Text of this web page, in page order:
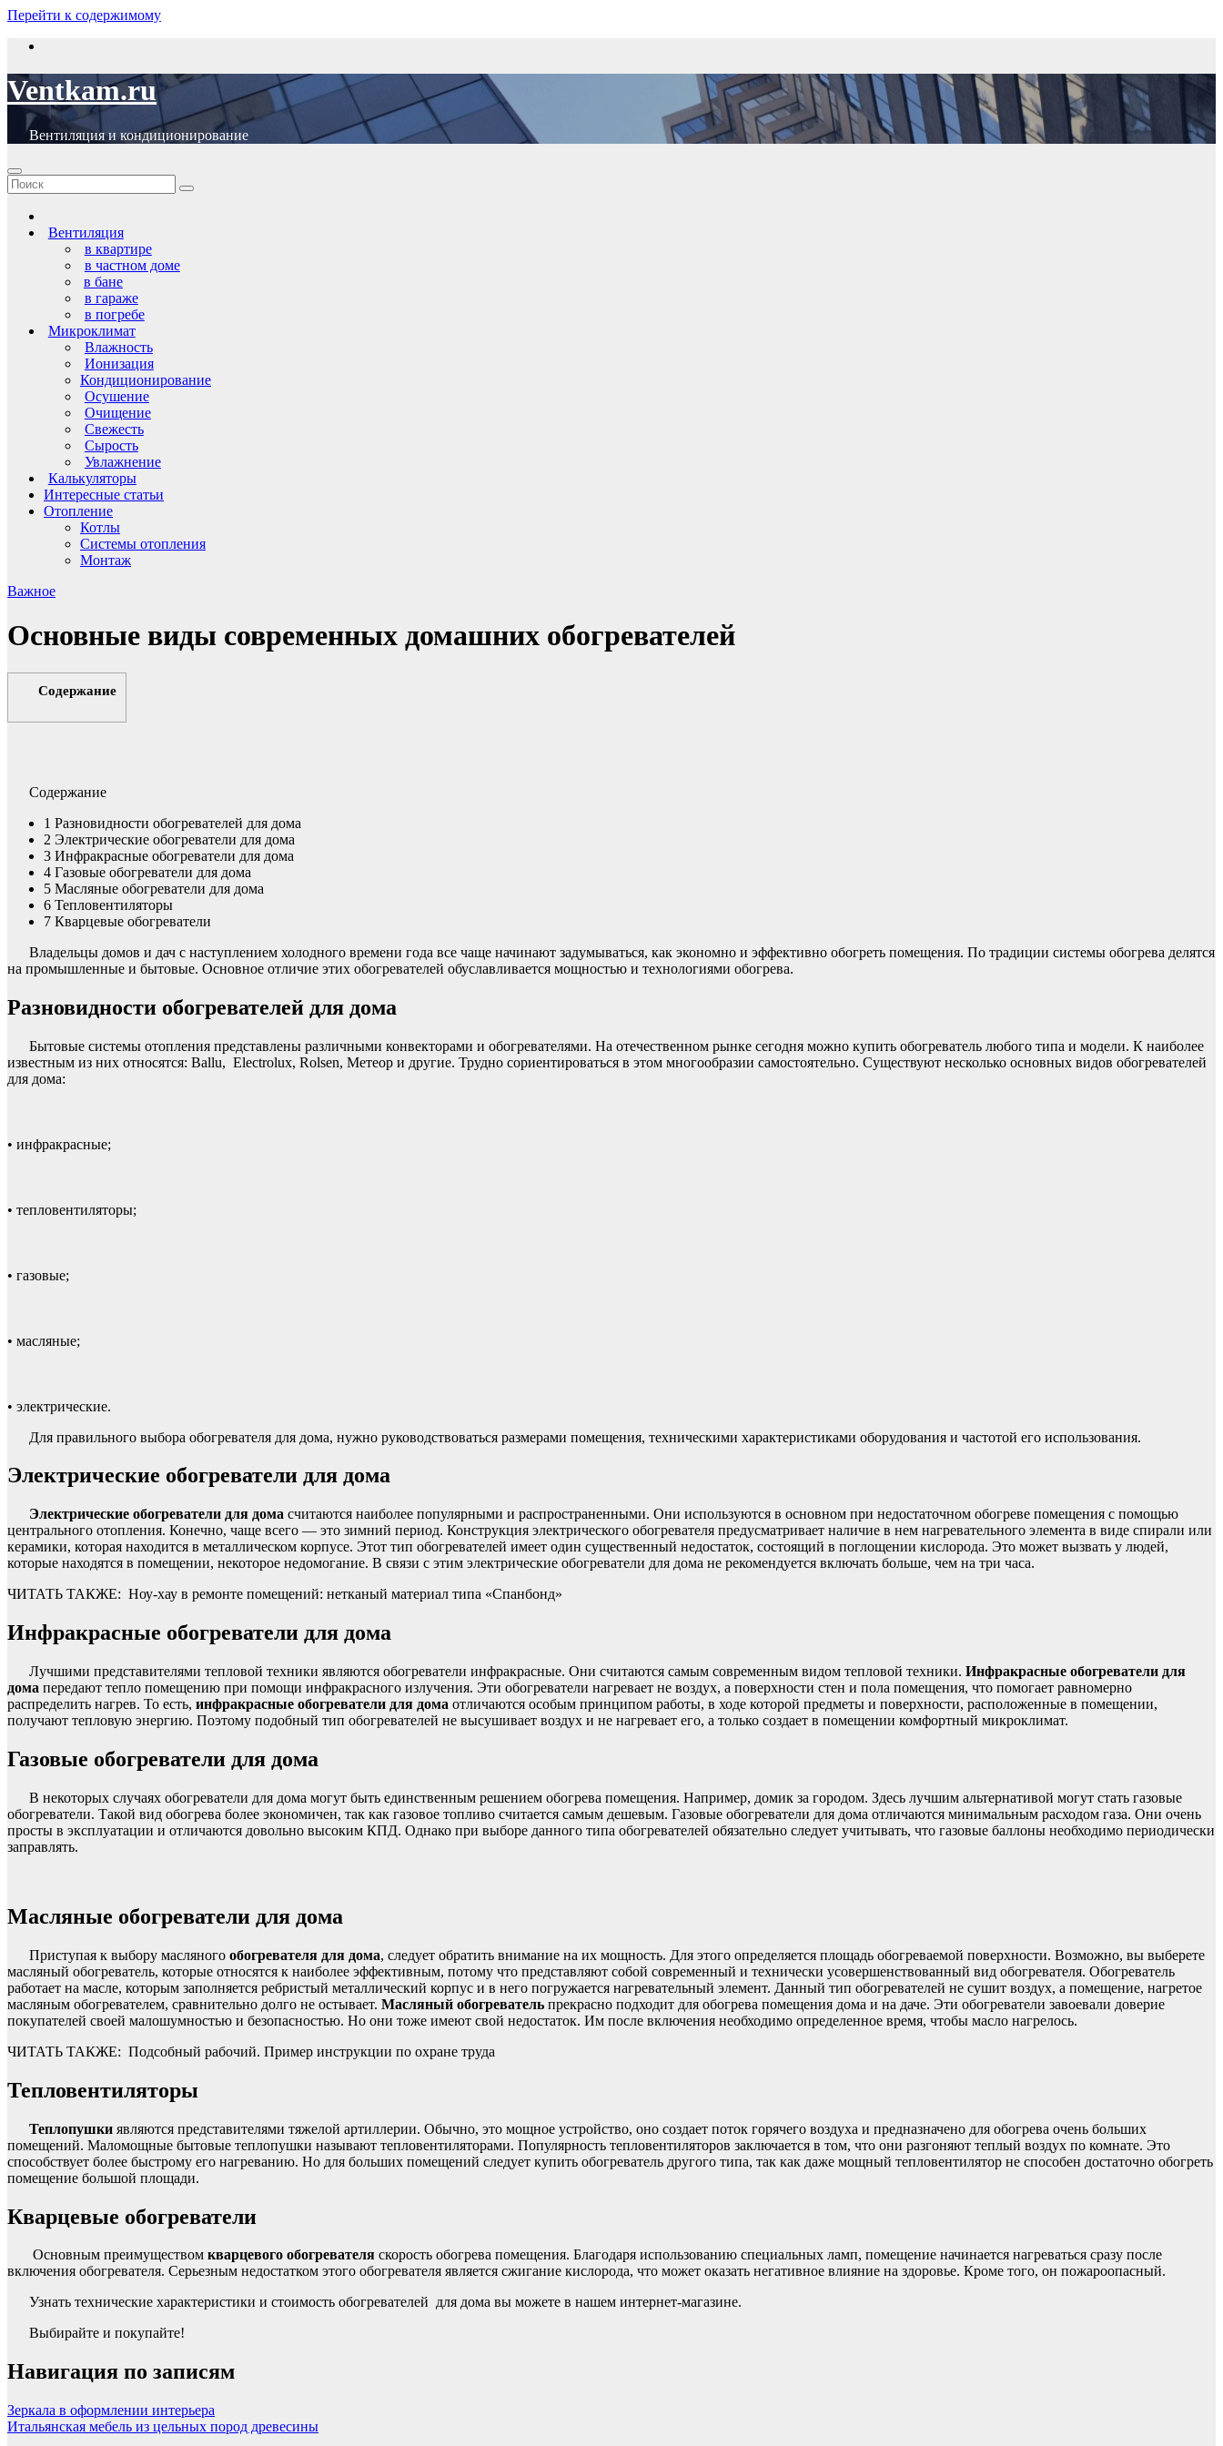
Перейти к содержимому
Ventkam.ru
Вентиляция и кондиционирование
Вентиляция
в квартире
в частном доме
в бане
в гараже
в погребе
Микроклимат
Влажность
Ионизация
Кондиционирование
Осушение
Очищение
Свежесть
Сырость
Увлажнение
Калькуляторы
Интересные статьи
Отопление
Котлы
Системы отопления
Монтаж
Важное
Основные виды современных домашних обогревателей
Содержание
Содержание
1 Разновидности обогревателей для дома
2 Электрические обогреватели для дома
3 Инфракрасные обогреватели для дома
4 Газовые обогреватели для дома
5 Масляные обогреватели для дома
6 Тепловентиляторы
7 Кварцевые обогреватели
Владельцы домов и дач с наступлением холодного времени года все чаще начинают задумываться, как экономно и эффективно обогреть помещения. По традиции системы обогрева делятся
на промышленные и бытовые. Основное отличие этих обогревателей обуславливается мощностью и технологиями обогрева.
Разновидности обогревателей для дома
Бытовые системы отопления представлены различными конвекторами и обогревателями. На отечественном рынке сегодня можно купить обогреватель любого типа и модели. К наиболее
известным из них относятся: Ballu, Electrolux, Rolsen, Метеор и другие. Трудно сориентироваться в этом многообразии самостоятельно. Существуют несколько основных видов обогревателей
для дома:
• инфракрасные;
• тепловентиляторы;
• газовые;
• масляные;
• электрические.
Для правильного выбора обогревателя для дома, нужно руководствоваться размерами помещения, техническими характеристиками оборудования и частотой его использования.
Электрические обогреватели для дома
Электрические обогреватели для дома считаются наиболее популярными и распространенными. Они используются в основном при недостаточном обогреве помещения с помощью
центрального отопления. Конечно, чаще всего — это зимний период. Конструкция электрического обогревателя предусматривает наличие в нем нагревательного элемента в виде спирали или
керамики, которая находится в металлическом корпусе. Этот тип обогревателей имеет один существенный недостаток, состоящий в поглощении кислорода. Это может вызвать у людей,
которые находятся в помещении, некоторое недомогание. В связи с этим электрические обогреватели для дома не рекомендуется включать больше, чем на три часа.
ЧИТАТЬ ТАКЖЕ: Ноу-хау в ремонте помещений: нетканый материал типа «Спанбонд»
Инфракрасные обогреватели для дома
Лучшими представителями тепловой техники являются обогреватели инфракрасные. Они считаются самым современным видом тепловой техники. Инфракрасные обогреватели для
дома передают тепло помещению при помощи инфракрасного излучения. Эти обогреватели нагревает не воздух, а поверхности стен и пола помещения, что помогает равномерно
распределить нагрев. То есть, инфракрасные обогреватели для дома отличаются особым принципом работы, в ходе которой предметы и поверхности, расположенные в помещении,
получают тепловую энергию. Поэтому подобный тип обогревателей не высушивает воздух и не нагревает его, а только создает в помещении комфортный микроклимат.
Газовые обогреватели для дома
В некоторых случаях обогреватели для дома могут быть единственным решением обогрева помещения. Например, домик за городом. Здесь лучшим альтернативой могут стать газовые
обогреватели. Такой вид обогрева более экономичен, так как газовое топливо считается самым дешевым. Газовые обогреватели для дома отличаются минимальным расходом газа. Они очень
просты в эксплуатации и отличаются довольно высоким КПД. Однако при выборе данного типа обогревателей обязательно следует учитывать, что газовые баллоны необходимо периодически
заправлять.
Масляные обогреватели для дома
Приступая к выбору масляного обогревателя для дома, следует обратить внимание на их мощность. Для этого определяется площадь обогреваемой поверхности. Возможно, вы выберете
масляный обогреватель, которые относятся к наиболее эффективным, потому что представляют собой современный и технически усовершенствованный вид обогревателя. Обогреватель
работает на масле, которым заполняется ребристый металлический корпус и в него погружается нагревательный элемент. Данный тип обогревателей не сушит воздух, а помещение, нагретое
масляным обогревателем, сравнительно долго не остывает. Масляный обогреватель прекрасно подходит для обогрева помещения дома и на даче. Эти обогреватели завоевали доверие
покупателей своей малошумностью и безопасностью. Но они тоже имеют свой недостаток. Им после включения необходимо определенное время, чтобы масло нагрелось.
ЧИТАТЬ ТАКЖЕ: Подсобный рабочий. Пример инструкции по охране труда
Тепловентиляторы
Теплопушки являются представителями тяжелой артиллерии. Обычно, это мощное устройство, оно создает поток горячего воздуха и предназначено для обогрева очень больших
помещений. Маломощные бытовые теплопушки называют тепловентиляторами. Популярность тепловентиляторов заключается в том, что они разгоняют теплый воздух по комнате. Это
способствует более быстрому его нагреванию. Но для больших помещений следует купить обогреватель другого типа, так как даже мощный тепловентилятор не способен достаточно обогреть
помещение большой площади.
Кварцевые обогреватели
Основным преимуществом кварцевого обогревателя скорость обогрева помещения. Благодаря использованию специальных ламп, помещение начинается нагреваться сразу после
включения обогревателя. Серьезным недостатком этого обогревателя является сжигание кислорода, что может оказать негативное влияние на здоровье. Кроме того, он пожароопасный.
Узнать технические характеристики и стоимость обогревателей для дома вы можете в нашем интернет-магазине.
Выбирайте и покупайте!
Навигация по записям
Зеркала в оформлении интерьера
Итальянская мебель из цельных пород древесины